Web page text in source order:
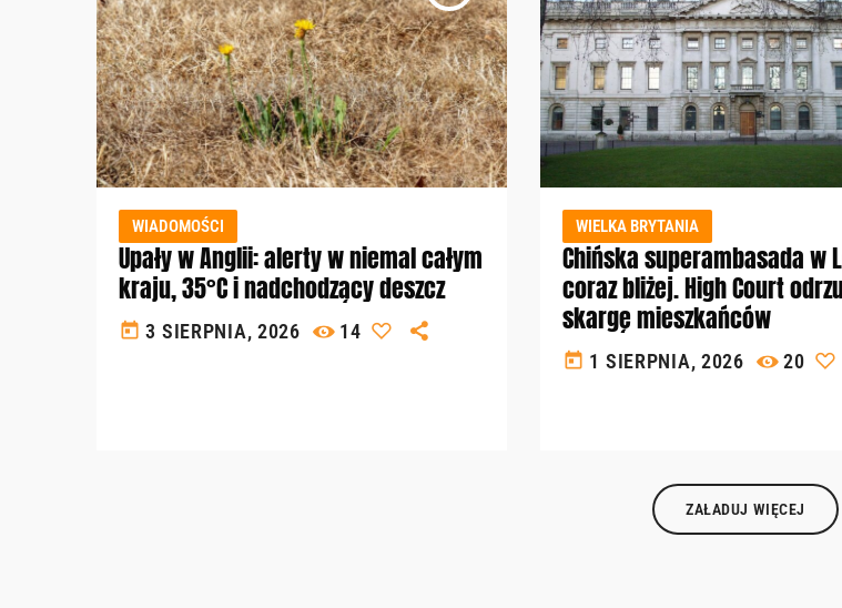
WIADOMOŚCI
Upały w Anglii: alerty w niemal całym
kraju, 35°C i nadchodzący deszcz
today 3 SIERPNIA, 2026 14
WIELKA BRYTANIA
Chińska superambasada w
coraz bliżej. High Court
skargę mieszkańców
today 1 SIERPNIA, 2026 20
ZAŁADUJ WIĘCEJ